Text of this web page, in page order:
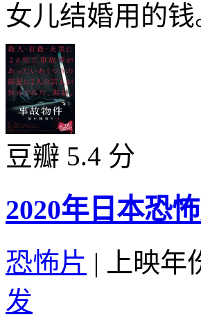
女儿结婚用的
豆瓣 5.4 分
2020年日本恐
恐怖片 | 上映年
发